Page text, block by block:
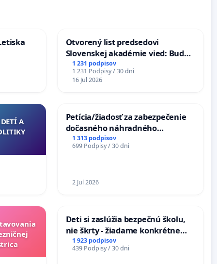
Otvorený list predsedovi
Slovenskej akadémie vied: Bude
mať Vízia Slovenska 2040 mravnú
chrbticu?
1 231 podpisov
1 231 Podpisy / 30 dni
16 Jul 2026
A
Petícia/žiadosť za zabezpečenie
dočasného náhradného
premostenia Váhu počas úplnej
uzávery Vážskeho mosta v
1 313 podpisov
699 Podpisy / 30 dni
2 Jul 2026
Deti si zaslúžia bezpečnú školu,
nie škrty - žiadame konkrétne
opatrenia na zlepšenie situácie v
školstve
1 923 podpisov
439 Podpisy / 30 dni